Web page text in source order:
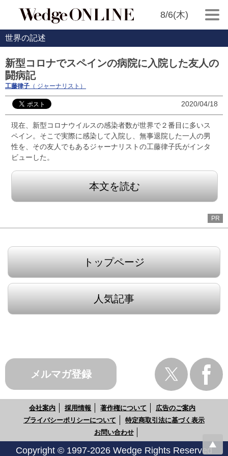
8/6(木)
世界の記述
新型コロナでスペインの病院に入院した友人の
闘病記
工藤律子 （ ジャーナリスト）
2020/04/18
現在、新型コロナウイルスの感染者数が世界で２番目に多いス
ペイン。そこで実際に感染して入院し、無事退院した一人の男
性を、その友人でもあるジャーナリストの工藤律子氏がインタ
ビューした。
本文を読む
PR
トップページ
人気記事
メルマガ登録
会社案内 採用情報 著作権について
広告のご案内
プライバシーポリシーについて
特定商取引法に基づく表示
お問い合わせ
Copyright © 1997-2026 Wedge Rights Reserved